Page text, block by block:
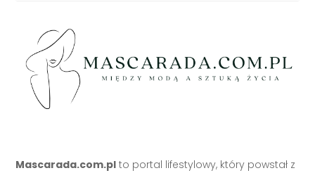
Mascarada.com.pl to portal lifestylowy, który powstał z